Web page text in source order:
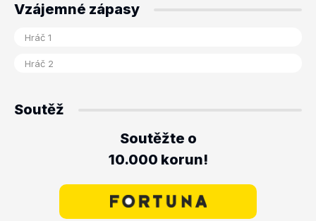
Vzájemné zápasy
Soutěž
Soutěžte o
10.000 korun!